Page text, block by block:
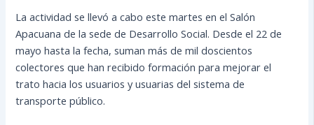
La actividad se llevó a cabo este martes en el Salón
Apacuana de la sede de Desarrollo Social. Desde el 22 de
mayo hasta la fecha, suman más de mil doscientos
colectores que han recibido formación para mejorar el
trato hacia los usuarios y usuarias del sistema de
transporte público.